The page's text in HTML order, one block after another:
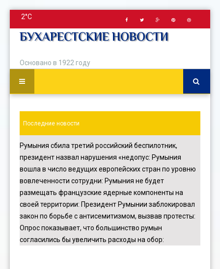
2°C
БУХАРЕСТСКИЕ НОВОСТИ
Основано в 1922 году
Последние новости
Румыния сбила третий российский беспилотник,
президент назвал нарушения «недопус: Румыния
вошла в число ведущих европейских стран по уровню
вовлеченности сотрудни: Румыния не будет
размещать французские ядерные компоненты на
своей территории: Президент Румынии заблокировал
закон по борьбе с антисемитизмом, вызвав протесты:
Опрос показывает, что большинство румын
согласились бы увеличить расходы на обор: